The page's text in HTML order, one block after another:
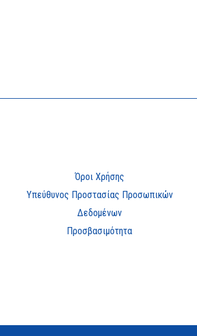
Όροι Χρήσης
Υπεύθυνος Προστασίας Προσωπικών
Δεδομένων
Προσβασιμότητα